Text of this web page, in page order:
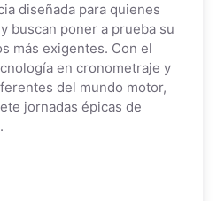
diseñada para quienes
buscan poner a prueba su
más exigentes. Con el
en cronometraje y
del mundo motor,
jornadas épicas de